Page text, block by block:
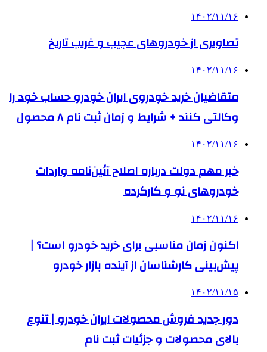
۱۴۰۲/۱۱/۱۶
تصاویری از خودروهای عجیب و غریب تاریخ
۱۴۰۲/۱۱/۱۶
متقاضیان خرید خودروی ایران خودرو حساب خود را
وکالتی کنند + شرایط و زمان ثبت نام ۸ محصول
۱۴۰۲/۱۱/۱۶
خبر مهم دولت درباره اصلاح آئین‌نامه واردات
خودروهای نو و کارکرده
۱۴۰۲/۱۱/۱۶
اکنون زمان مناسبی برای خرید خودرو است؟ |
پیش‌بینی کارشناسان از آینده بازار خودرو
۱۴۰۲/۱۱/۱۵
دور جدید فروش محصولات ایران خودرو | تنوع
بالای محصولات و جزئیات ثبت نام